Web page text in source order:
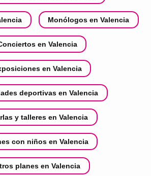
Monólogos en Valencia
en Valencia
en Valencia
deportivas en Valencia
y talleres en Valencia
con niños en Valencia
planes en Valencia